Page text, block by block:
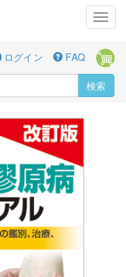
ログイン FAQ
検索